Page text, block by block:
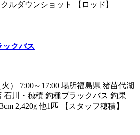
クルダウンショット 【ロッド】
ックバス
） 7:00～17:00 場所福島県 猪苗代湖
石川・穂積 釣種ブラックバス 釣果
2,420g 他1匹 【スタッフ穂積】